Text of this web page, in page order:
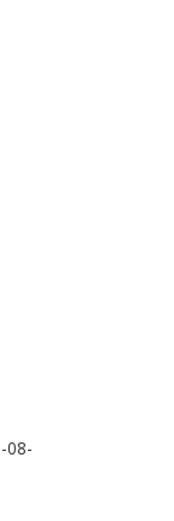
08-